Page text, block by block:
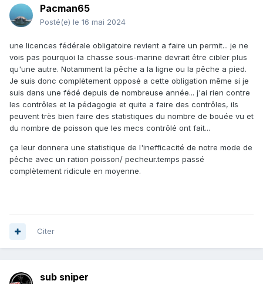
Pacman65
Posté(e) le 16 mai 2024
une licences fédérale obligatoire revient a faire un permit... je ne
vois pas pourquoi la chasse sous-marine devrait être cibler plus
qu'une autre. Notamment la pêche a la ligne ou la pêche a pied.
Je suis donc complètement opposé a cette obligation même si je
suis dans une fédé depuis de nombreuse année... j'ai rien contre
les contrôles et la pédagogie et quite a faire des contrôles, ils
peuvent très bien faire des statistiques du nombre de bouée vu et
du nombre de poisson que les mecs contrôlé ont fait...
ça leur donnera une statistique de l'inefficacité de notre mode de
pêche avec un ration poisson/ pecheur.temps passé
complètement ridicule en moyenne.
Citer
sub sniper